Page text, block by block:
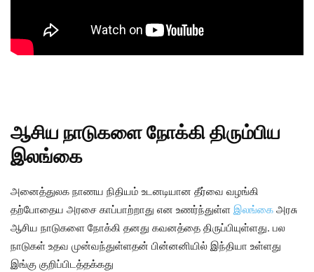
ஆசிய நாடுகளை நோக்கி திரும்பிய
இலங்கை
அனைத்துலக நாணய நிதியம் உடனடியான தீர்வை வழங்கி
தற்போதைய அரசை காப்பாற்றாது என உணர்ந்துள்ள இலங்கை அரசு
ஆசிய நாடுகளை நோக்கி தனது கவனத்தை திருப்பியுள்ளது. பல
நாடுகள் உதவ முன்வந்துள்ளதன் பின்னனியில் இந்தியா உள்ளது
இங்கு குறிப்பிடத்தக்கது